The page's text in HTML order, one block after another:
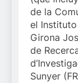
de la
el
Girona
de
Sunyer